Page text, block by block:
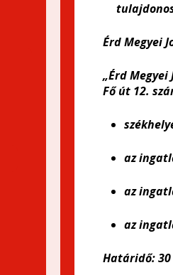
Érd Megyei
„Érd
Fő út 12.
az
az
az
Határidő: